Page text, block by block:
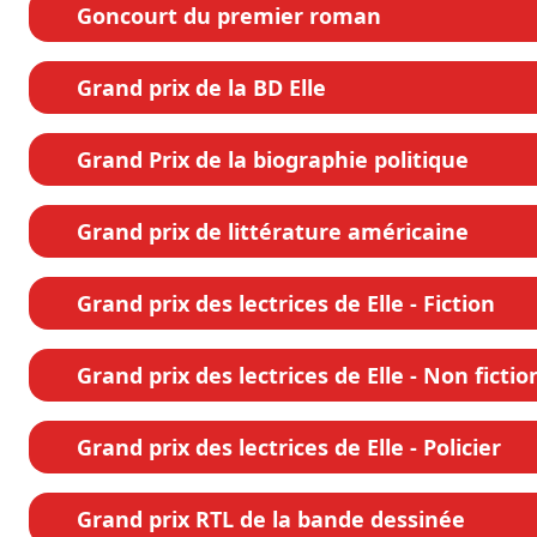
Goncourt du premier roman
Grand prix de la BD Elle
Grand Prix de la biographie politique
Grand prix de littérature américaine
Grand prix des lectrices de Elle - Fiction
Grand prix des lectrices de Elle - Non
Grand prix des lectrices de Elle - Policier
Grand prix RTL de la bande dessinée